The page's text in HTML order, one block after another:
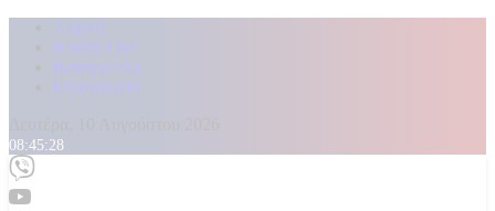
Αρχική
Kontra Live
Καταγγελίες
Επικοινωνία
08:45:28